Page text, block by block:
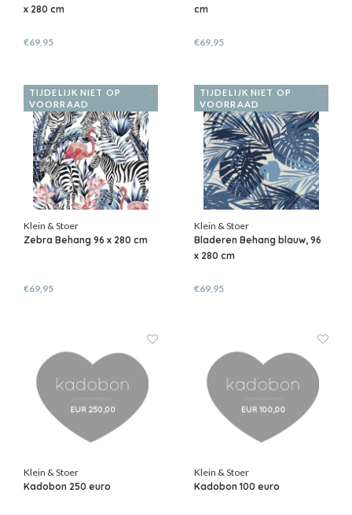
x 280 cm
€69,95
cm
€69,95
TIJDELIJK NIET OP
VOORRAAD
Klein & Stoer
Zebra Behang 96 x 280 cm
€69,95
TIJDELIJK NIET OP
VOORRAAD
Klein & Stoer
Bladeren Behang blauw, 96
x 280 cm
€69,95
Klein & Stoer
Kadobon 250 euro
Klein & Stoer
Kadobon 100 euro